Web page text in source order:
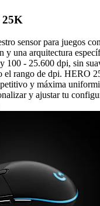
25K
sensor para juegos
y una arquitectura
100 - 25.600 dpi, sin
el rango de dpi. HERO
y máxima
y ajustar tu